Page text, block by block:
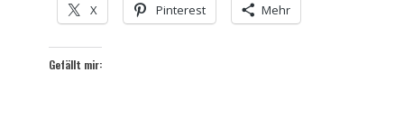
X Pinterest Mehr
Gefällt mir: